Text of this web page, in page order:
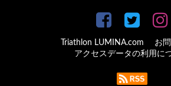
Triathlon LUMINA.com
お
アクセスデータの利用に